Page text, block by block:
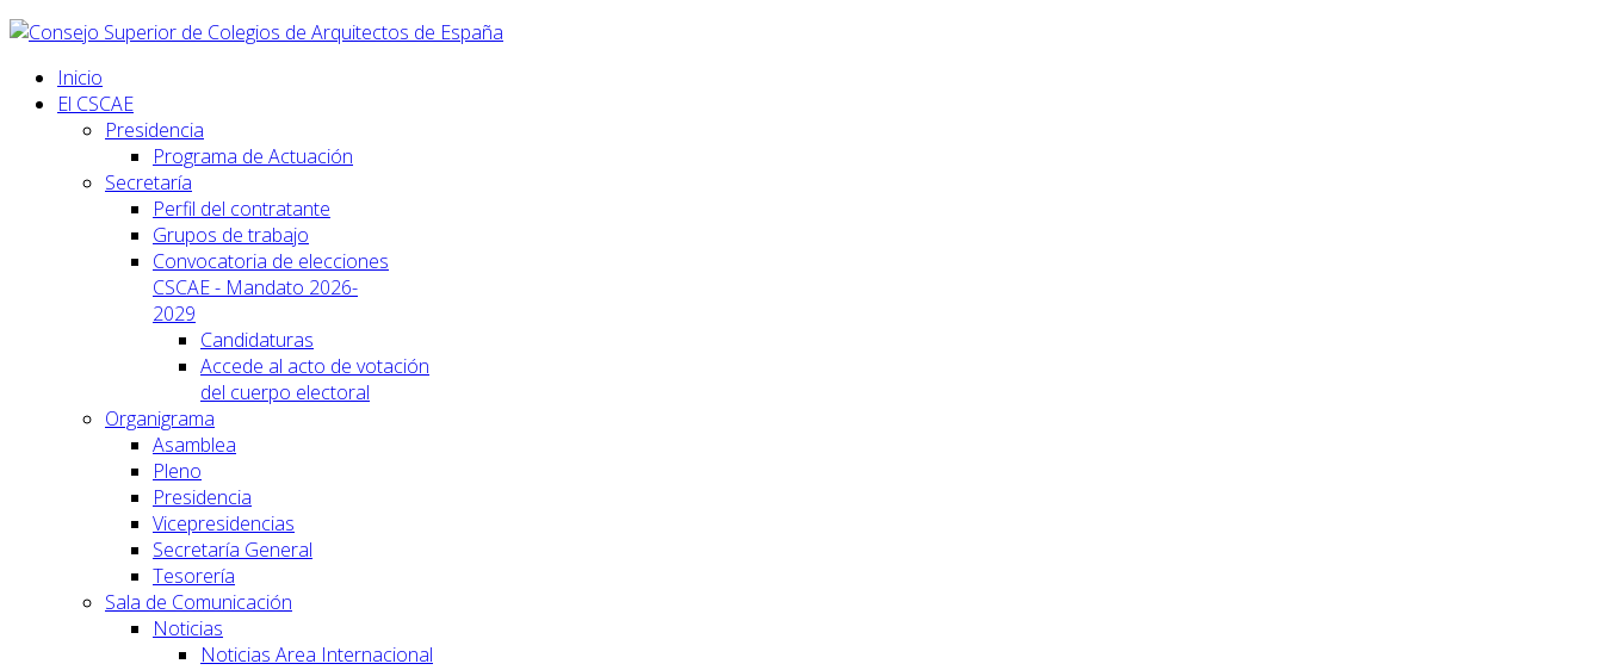
Inicio
El CSCAE
Presidencia
Programa de Actuación
Secretaría
Perfil del contratante
Grupos de trabajo
Convocatoria de elecciones
CSCAE - Mandato 2026-
2029
Candidaturas
Accede al acto de votación
del cuerpo electoral
Organigrama
Asamblea
Pleno
Presidencia
Vicepresidencias
Secretaría General
Tesorería
Sala de Comunicación
Noticias
Noticias Area Internacional